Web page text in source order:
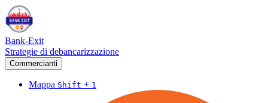
Bank-Exit
Strategie di debancarizzazione
Commercianti
Mappa Shift + 1